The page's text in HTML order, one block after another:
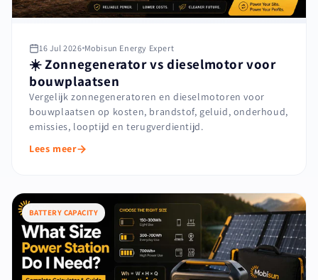
16 Jul 2026 Mobisun Energy Expert
☀️ Zonnegenerator vs dieselmotor voor
bouwplaatsen
Vergelijk zonnegeneratoren en dieselmotoren voor
bouwplaatsen op kosten, brandstof, geluid, onderhoud,
emissies, looptijd en terugverdientijd.
Lees meer
BATTERY CAPACITY